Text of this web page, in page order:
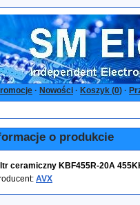
· Nowości · Koszyk (0) ·
o produkcie
ceramiczny KBF455R-20A
AVX